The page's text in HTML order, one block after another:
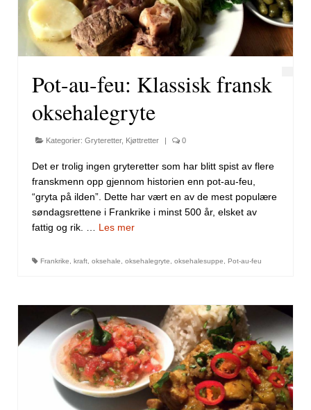
Pot-au-feu: Klassisk fransk
oksehalegryte
Kategorier: Gryteretter, Kjøttretter | 0
Det er trolig ingen gryteretter som har blitt spist av flere
franskmenn opp gjennom historien enn pot-au-feu,
“gryta på ilden”. Dette har vært en av de mest populære
søndagsrettene i Frankrike i minst 500 år, elsket av
fattig og rik. … Les mer
Frankrike kraft oksehale oksehalegryte oksehalesuppe Pot-au-feu